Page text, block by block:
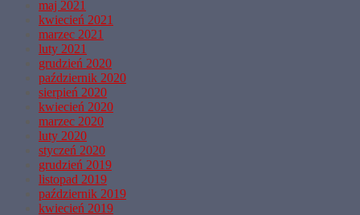
maj 2021
kwiecień 2021
marzec 2021
luty 2021
grudzień 2020
październik 2020
sierpień 2020
kwiecień 2020
marzec 2020
luty 2020
styczeń 2020
grudzień 2019
listopad 2019
październik 2019
kwiecień 2019